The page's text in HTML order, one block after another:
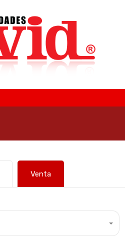
Venta